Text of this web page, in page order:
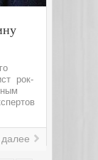
рок-
далее